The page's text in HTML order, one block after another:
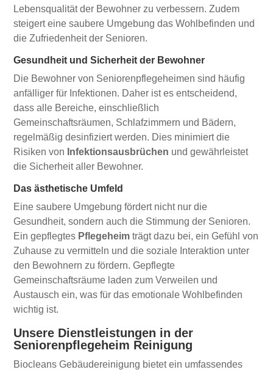
Lebensqualität der Bewohner zu verbessern. Zudem
steigert eine saubere Umgebung das Wohlbefinden und
die Zufriedenheit der Senioren.
Gesundheit und Sicherheit der Bewohner
Die Bewohner von Seniorenpflegeheimen sind häufig
anfälliger für Infektionen. Daher ist es entscheidend,
dass alle Bereiche, einschließlich
Gemeinschaftsräumen, Schlafzimmern und Bädern,
regelmäßig desinfiziert werden. Dies minimiert die
Risiken von Infektionsausbrüchen und gewährleistet
die Sicherheit aller Bewohner.
Das ästhetische Umfeld
Eine saubere Umgebung fördert nicht nur die
Gesundheit, sondern auch die Stimmung der Senioren.
Ein gepflegtes Pflegeheim trägt dazu bei, ein Gefühl von
Zuhause zu vermitteln und die soziale Interaktion unter
den Bewohnern zu fördern. Gepflegte
Gemeinschaftsräume laden zum Verweilen und
Austausch ein, was für das emotionale Wohlbefinden
wichtig ist.
Unsere Dienstleistungen in der
Seniorenpflegeheim Reinigung
Biocleans Gebäudereinigung bietet ein umfassendes